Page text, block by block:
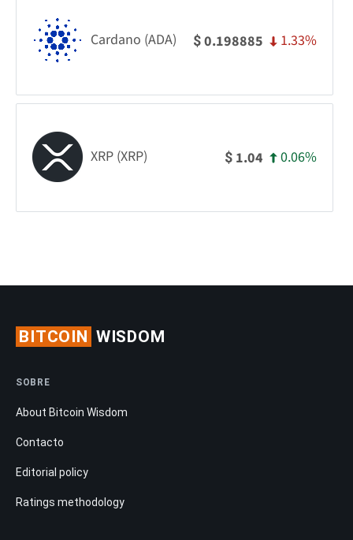
Cardano (ADA) $0.198885 1.33%
XRP (XRP) $ 1.04 0.06%
BITCOIN WISDOM
SOBRE
About Bitcoin Wisdom
Contacto
Editorial policy
Ratings methodology